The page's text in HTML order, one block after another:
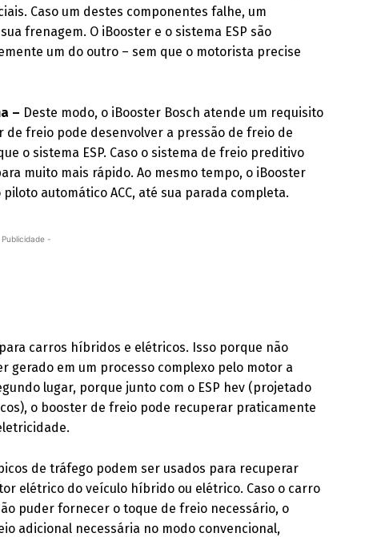
Caso um destes componentes falhe, um
frenagem. O iBooster e o sistema ESP são
um do outro – sem que o motorista precise
– Deste modo, o iBooster Bosch atende um requisito
de freio pode desenvolver a pressão de freio de
o sistema ESP. Caso o sistema de freio preditivo
muito mais rápido. Ao mesmo tempo, o iBooster
automático ACC, até sua parada completa.
-
carros híbridos e elétricos. Isso porque não
gerado em um processo complexo pelo motor a
lugar, porque junto com o ESP hev (projetado
o booster de freio pode recuperar praticamente
de tráfego podem ser usados para recuperar
elétrico do veículo híbrido ou elétrico. Caso o carro
puder fornecer o toque de freio necessário, o
adicional necessária no modo convencional,